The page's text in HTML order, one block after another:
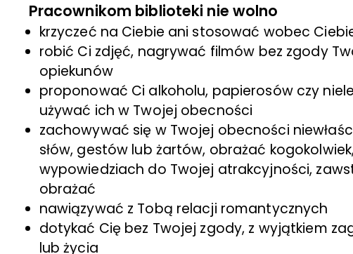
Pracownikom biblioteki nie wolno
krzyczeć na Ciebie ani stosować wobec
robić Ci zdjęć, nagrywać filmów bez zgody
opiekunów
proponować Ci alkoholu, papierosów czy
używać ich w Twojej obecności
zachowywać się w Twojej obecności
słów, gestów lub żartów, obrażać
wypowiedziach do Twojej atrakcyjności,
obrażać
nawiązywać z Tobą relacji romantycznych
dotykać Cię bez Twojej zgody, z wyjątkiem
lub życia